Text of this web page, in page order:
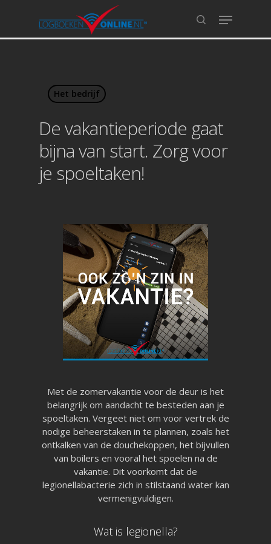
Het bedrijf
De vakantieperiode gaat
bijna van start. Zorg voor
je spoeltaken!
Met de zomervakantie voor de deur is het
belangrijk om aandacht te besteden aan je
spoeltaken. Vergeet niet om voor vertrek de
nodige beheerstaken in te plannen, zoals het
ontkalken van de douchekoppen, het bijvullen
van boilers en vooral het spoelen na de
vakantie. Dit voorkomt dat de
legionellabacterie zich in stilstaand water kan
vermenigvuldigen.
Wat is legionella?